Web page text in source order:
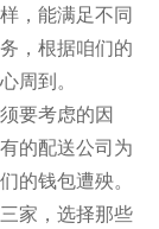
，能满足不同
，根据咱们的
周到。
要考虑的因
的配送公司为
的钱包遭殃。
家，选择那些